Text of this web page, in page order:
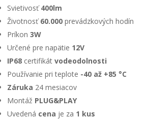
Svietivosť400lm
Životnosť60.000 prevádzkových hodín
Príkon 3W
Určené pre napätie 12V
IP68 certifikát vodeodolnosti
Používanie pri teplote -40 až +85 °C
Záruka 24 mesiacov
Montáž PLUG&PLAY
Uvedená cena je za 1 kus